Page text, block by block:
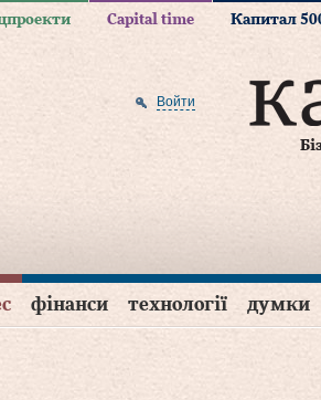
Capital time Капитал
Войти
фінанси технології думки